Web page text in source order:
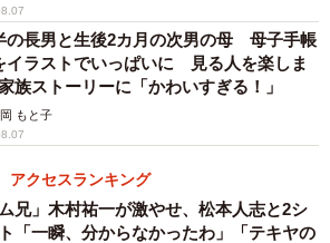
の長男と生後2カ月の次男の母 母子手帳
イラストでいっぱいに 見る人を楽しま
族ストーリーに「かわいすぎる！」
もと子
アクセスランキング
ム兄」木村祐一が激やせ、松本人志と2シ
「一瞬、分からなかったわ」「テキヤの